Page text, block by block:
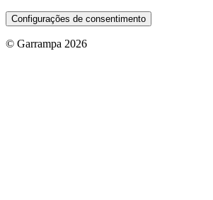
Configurações de consentimento
© Garrampa 2026